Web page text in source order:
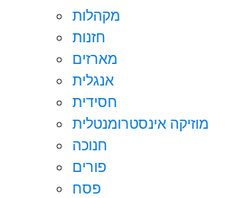
מקהלות
חזנות
מארזים
אנגלית
חסידית
מוזיקה אינסטרומנטלית
חנוכה
פורים
פסח